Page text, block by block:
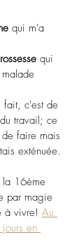
qui m'a
qui
fait, c'est de
travail; ce
faire mais
exténuée.
la 16ème
par magie
à vivre! Au
en